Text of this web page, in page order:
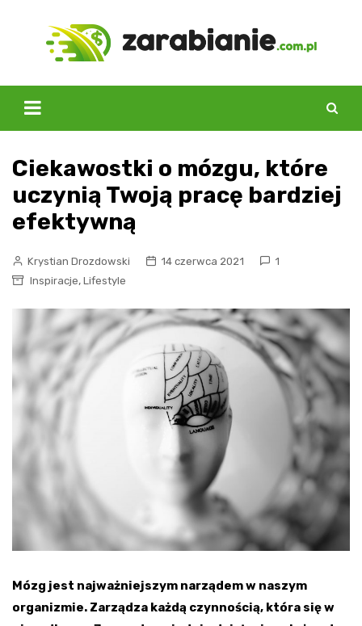
Ciekawostki o mózgu, które
uczynią Twoją pracę bardziej
efektywną
Krystian Drozdowski 14 czerwca 2021
1
Inspiracje, Lifestyle
Mózg jest najważniejszym narządem w naszym
organizmie. Zarządza każdą czynnością, która się w